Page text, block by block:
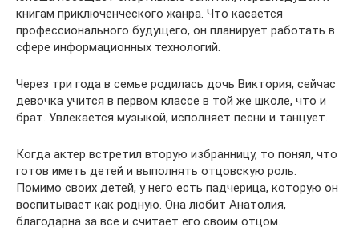
книгам приключенческого жанра. Что касается
профессионального будущего, он планирует работать в
сфере информационных технологий.
Через три года в семье родилась дочь Виктория, сейчас
девочка учится в первом классе в той же школе, что и
брат. Увлекается музыкой, исполняет песни и танцует.
Когда актер встретил вторую избранницу, то понял, что
готов иметь детей и выполнять отцовскую роль.
Помимо своих детей, у него есть падчерица, которую он
воспитывает как родную. Она любит Анатолия,
благодарна за все и считает его своим отцом.